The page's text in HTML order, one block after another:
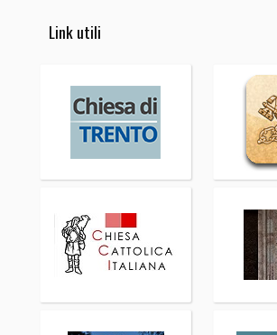
Link utili